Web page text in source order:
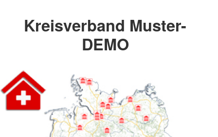
Kreisverband Muster-
DEMO